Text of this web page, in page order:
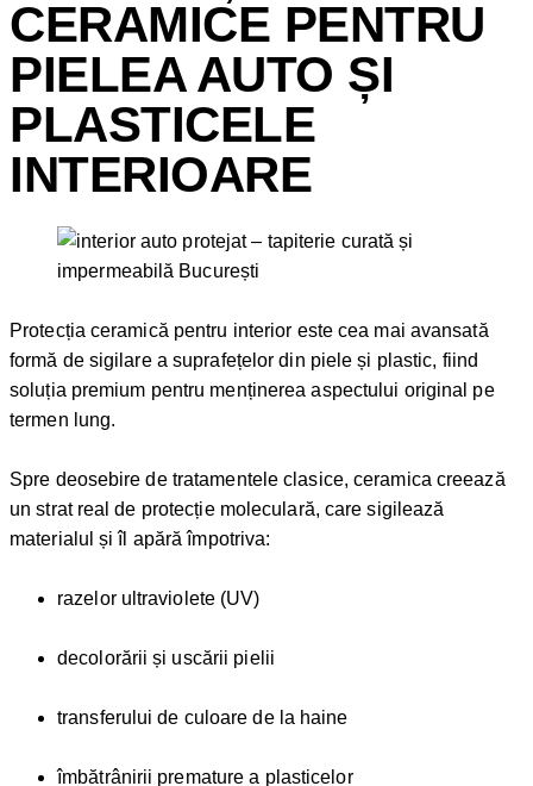
CERAMICE PENTRU
PIELEA AUTO ȘI
PLASTICELE
INTERIOARE
Protecția ceramică pentru interior este cea mai avansată
formă de sigilare a suprafețelor din piele și plastic, fiind
soluția premium pentru menținerea aspectului original pe
termen lung.
Spre deosebire de tratamentele clasice, ceramica creează
un strat real de protecție moleculară, care sigilează
materialul și îl apără împotriva:
razelor ultraviolete (UV)
decolorării și uscării pielii
transferului de culoare de la haine
îmbătrânirii premature a plasticelor